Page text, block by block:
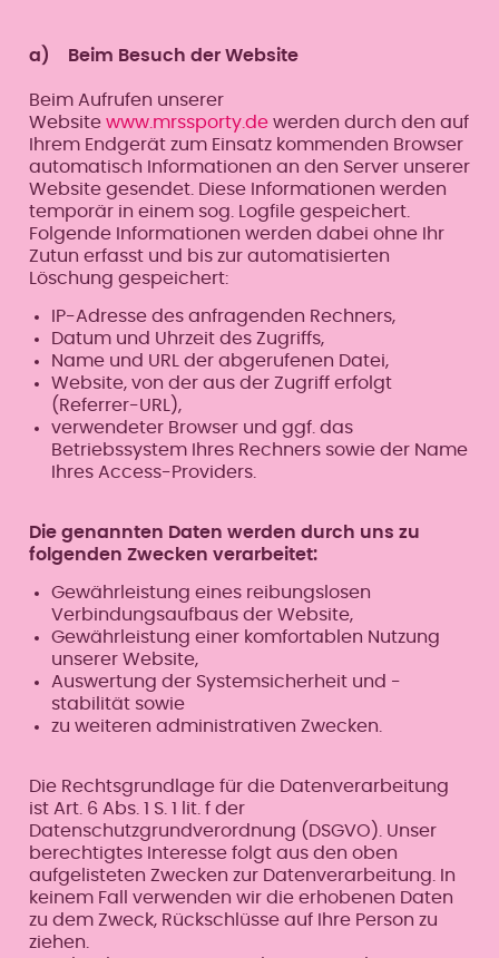
a) Beim Besuch der Website
Beim Aufrufen unserer
Website www.mrssporty.dewerden durch den auf
Ihrem Endgerät zum Einsatz kommenden Browser
automatisch Informationen an den Server unserer
Website gesendet. Diese Informationen werden
temporär in einem sog. Logfile gespeichert.
Folgende Informationen werden dabei ohne Ihr
Zutun erfasst und bis zur automatisierten
Löschung gespeichert:
IP-Adresse des anfragenden Rechners,
Datum und Uhrzeit des Zugriffs,
Name und URL der abgerufenen Datei,
Website, von der aus der Zugriff erfolgt
(Referrer-URL),
verwendeter Browser und ggf. das
Betriebssystem Ihres Rechners sowie der Name
Ihres Access-Providers.
Die genannten Daten werden durch uns zu
folgenden Zwecken verarbeitet:
Gewährleistung eines reibungslosen
Verbindungsaufbaus der Website,
Gewährleistung einer komfortablen Nutzung
unserer Website,
Auswertung der Systemsicherheit und -
stabilität sowie
zu weiteren administrativen Zwecken.
Die Rechtsgrundlage für die Datenverarbeitung
ist Art. 6 Abs. 1 S. 1 lit. f der
Datenschutzgrundverordnung (DSGVO). Unser
berechtigtes Interesse folgt aus den oben
aufgelisteten Zwecken zur Datenverarbeitung. In
keinem Fall verwenden wir die erhobenen Daten
zu dem Zweck, Rückschlüsse auf Ihre Person zu
ziehen.